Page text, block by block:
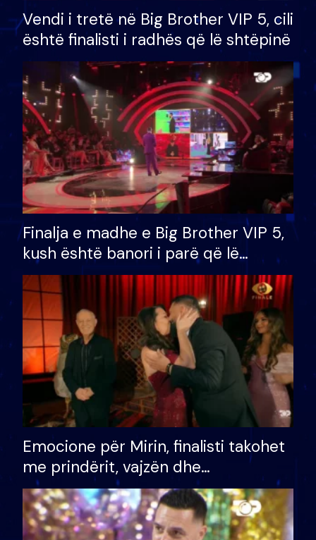
Vendi i tretë në Big Brother VIP 5, cili
është finalisti i radhës që lë shtëpinë
Finalja e madhe e Big Brother VIP 5,
kush është banori i parë që lë
shtëpinë dhe humb mundësinë për
të fituar çmimin e madh
Emocione për Mirin, finalisti takohet
me prindërit, vajzën dhe
bashkëshorten: S’kemi ndonjë letër
divorci apo jo?